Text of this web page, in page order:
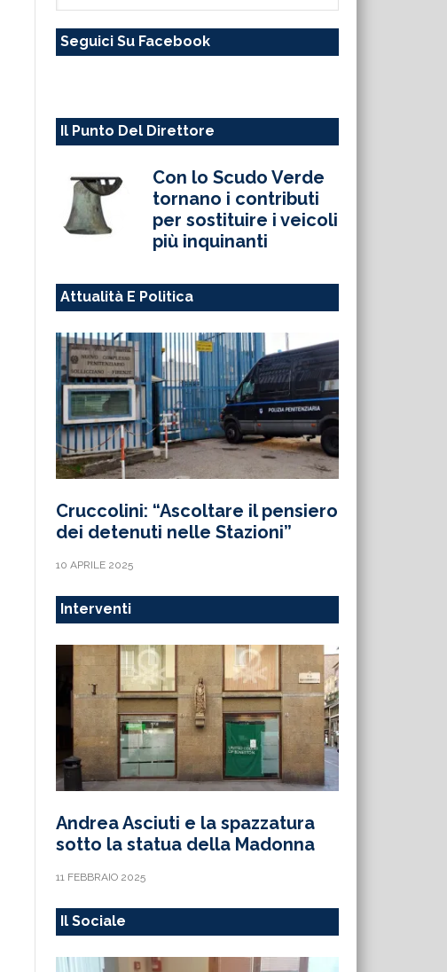
sito
Seguici Su Facebook
Il Punto Del Direttore
Con lo Scudo Verde
tornano i contributi
per sostituire i veicoli
più inquinanti
Attualità E Politica
Cruccolini: “Ascoltare il pensiero
dei detenuti nelle Stazioni”
10 APRILE 2025
Interventi
Andrea Asciuti e la spazzatura
sotto la statua della Madonna
11 FEBBRAIO 2025
Il Sociale